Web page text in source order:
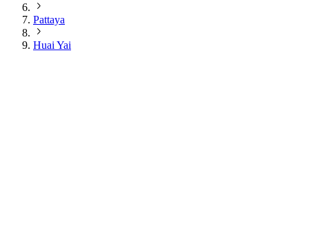
Pattaya
Huai Yai